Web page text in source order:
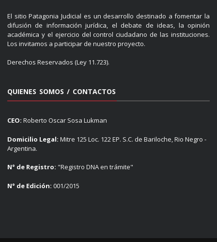
El sitio Patagonia Judicial es un desarrollo destinado a fomentar la
difusión de información jurídica, el debate de ideas, la opinión
académica y el ejercicio del control ciudadano de las instituciones.
Los invitamos a participar de nuestro proyecto.
Derechos Reservados (Ley 11.723).
QUIENES SOMOS / CONTACTOS
CEO: Roberto Oscar Sosa Lukman
Domicilio Legal: Mitre 125 Loc. 122 EP. S.C. de Bariloche, Rio Negro -
Argentina.
N° de Registro: "Registro DNA en trámite"
N° de Edición: 001/2015